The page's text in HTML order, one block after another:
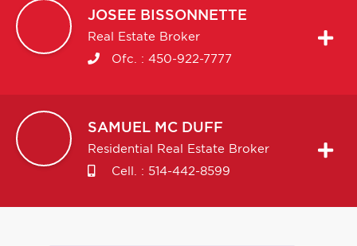
JOSEE BISSONNETTE
Real Estate Broker
Ofc. : 450-922-7777
SAMUEL MC DUFF
Residential Real Estate Broker
Cell. : 514-442-8599